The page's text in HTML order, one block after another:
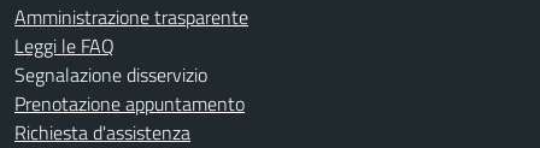
Amministrazione trasparente
Leggi le FAQ
Segnalazione disservizio
Prenotazione appuntamento
Richiesta d'assistenza